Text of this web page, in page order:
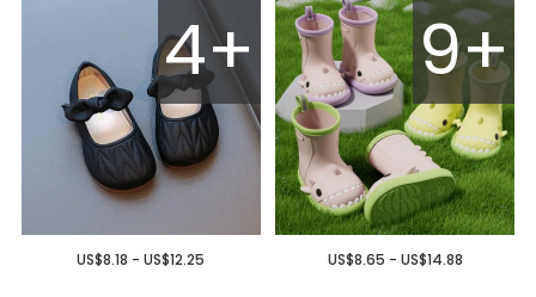
4+
US$8.18 - US$12.25
9+
US$8.65 - US$14.88